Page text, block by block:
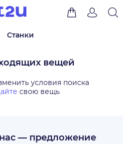
Станки
вещей
условия поиска
свою вещь
нас — предложение